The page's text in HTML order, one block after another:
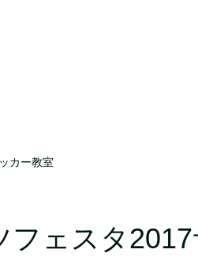
カー教室
フェスタ